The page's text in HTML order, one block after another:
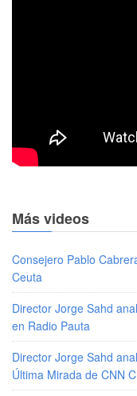
Más videos
Consejero Pablo
Ceuta
Director Jorge Sahd
en Radio Pauta
Director Jorge Sahd
Última Mirada de CNN